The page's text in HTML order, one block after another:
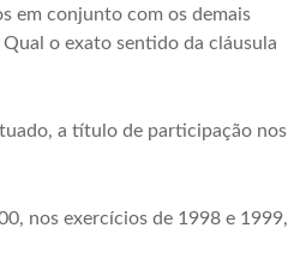
em conjunto com os demais
o exato sentido da cláusula
a título de participação nos
nos exercícios de 1998 e 1999,